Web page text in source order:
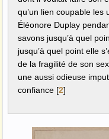
qu’un lien coupable les
Éléonore Duplay
savons jusqu’à quel
jusqu’à quel point elle
de la fragilité de son
une aussi odieuse
confiance[2]